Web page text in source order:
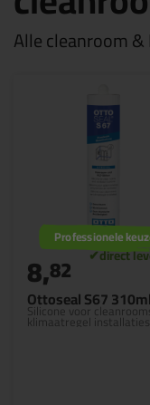
Alle cleanroom
Ottoseal S67 310ml
Silicone voor
klimaatregel installaties
Professionele
8,82